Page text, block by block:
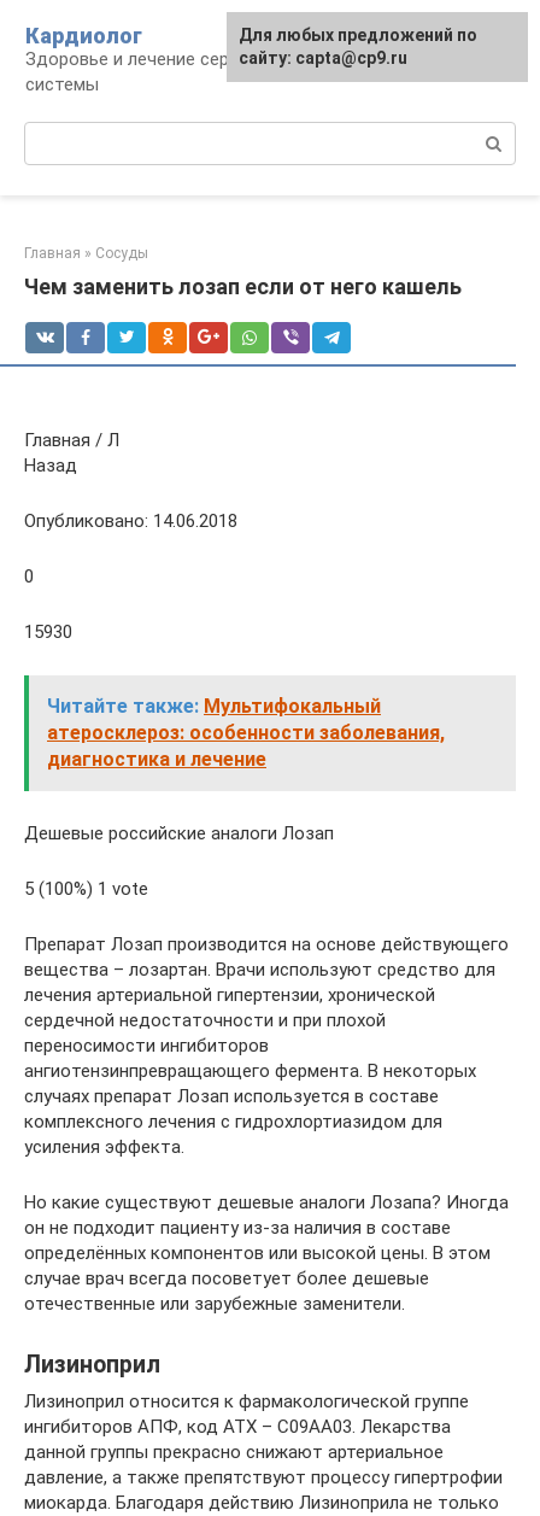
контенту
Кардиолог
Здоровье и лечение сердечно-сосудистой
системы
Главная » Сосуды
Чем заменить лозап если от него кашель
Главная / Л
Назад
Опубликовано: 14.06.2018
0
15930
Читайте также: Мультифокальный
атеросклероз: особенности заболевания,
диагностика и лечение
Дешевые российские аналоги Лозап
5 (100%) 1 vote
Препарат Лозап производится на основе действующего
вещества – лозартан. Врачи используют средство для
лечения артериальной гипертензии, хронической
сердечной недостаточности и при плохой
переносимости ингибиторов
ангиотензинпревращающего фермента. В некоторых
случаях препарат Лозап используется в составе
комплексного лечения с гидрохлортиазидом для
усиления эффекта.
Но какие существуют дешевые аналоги Лозапа? Иногда
он не подходит пациенту из-за наличия в составе
определённых компонентов или высокой цены. В этом
случае врач всегда посоветует более дешевые
отечественные или зарубежные заменители.
Лизиноприл
Лизиноприл относится к фармакологической группе
ингибиторов АПФ, код АТХ – С09АА03. Лекарства
данной группы прекрасно снижают артериальное
давление, а также препятствуют процессу гипертрофии
миокарда. Благодаря действию Лизиноприла не только
Для любых предложений по
сайту: capta@cp9.ru